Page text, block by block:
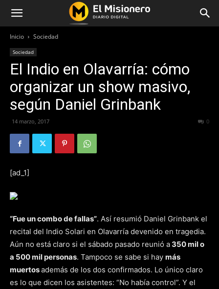
Inicio Sociedad
Sociedad
El Indio en Olavarría: cómo
organizar un show masivo,
según Daniel Grinbank
14 marzo, 2017 0
[ad_1]
“Fue un combo de fallas”. Así resumió Daniel Grinbank el
recital del Indio Solari en Olavarría devenido en tragedia.
Aún no está claro si el sábado pasado reunió a 350 mil o
a 500 mil personas. Tampoco se sabe si hay más
muertosademás de los dos confirmados. Lo único claro
es lo que dicen los asistentes: “No había control”. Y el